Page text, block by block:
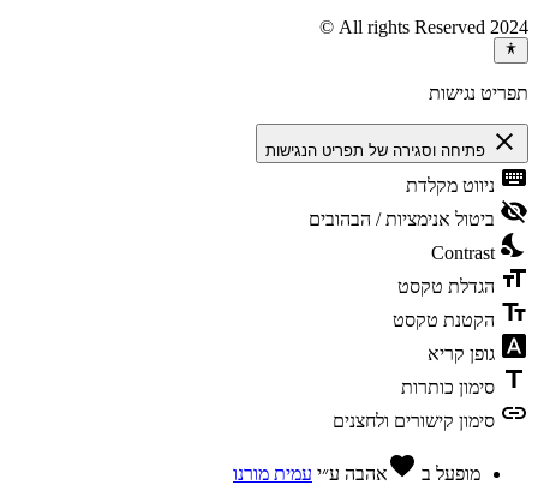
2024 All rights Reserved ©
תפריט נגישות
close פתיחה וסגירה של תפריט הנגישות
keyboard ניווט מקלדת
visibility_off ביטול אנימציות / הבהובים
nights_stay
Contrast
format_size הגדלת טקסט
text_fields הקטנת טקסט
font_download גופן קריא
title סימון כותרות
link סימון קישורים ולחצנים
מופעל ב favoriteאהבה ע״י עמית מורנו